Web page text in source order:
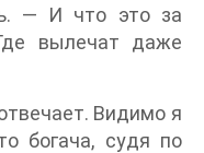
— И что это за
вылечат даже
Видимо я
богача, судя по